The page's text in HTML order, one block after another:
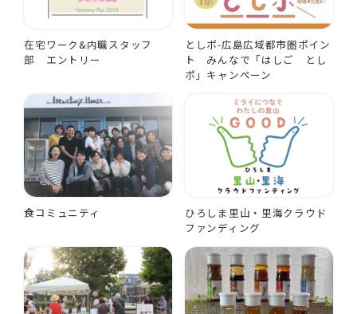
在宅ワーク&内職スタッフ
部 エントリー
としポ-広島広域都市圏ポイン
ト みんなで「はしご とし
ポ」キャンペーン
食コミュニティ
ひろしま里山・里海クラウド
ファンディング